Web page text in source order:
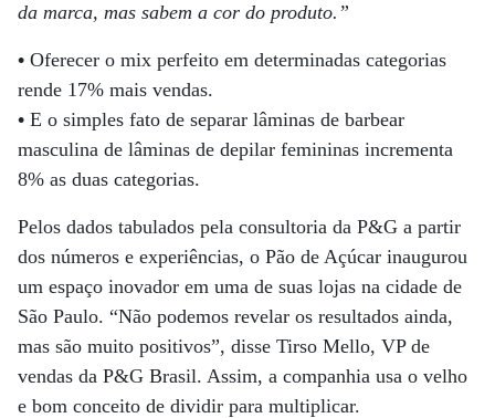
da marca, mas sabem a cor do produto.”
• Oferecer o mix perfeito em determinadas categorias
rende 17% mais vendas.
• E o simples fato de separar lâminas de barbear
masculina de lâminas de depilar femininas incrementa
8% as duas categorias.
Pelos dados tabulados pela consultoria da P&G a partir
dos números e experiências, o Pão de Açúcar inaugurou
um espaço inovador em uma de suas lojas na cidade de
São Paulo. “Não podemos revelar os resultados ainda,
mas são muito positivos”, disse Tirso Mello, VP de
vendas da P&G Brasil. Assim, a companhia usa o velho
e bom conceito de dividir para multiplicar.